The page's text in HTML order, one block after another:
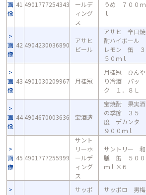
画
像
41 4901777254343
ールデ
ィング
ス
うめ ７００ｍ
ｌ
画
像
42 4904230036890
アサヒ
ビール
アサヒ 辛口焼
酎ハイボール
レモン 缶 ３
５０ｍｌ
画
像
43 4901030209967 月桂冠
月桂冠 ひんや
り冷酒 パッ
ク １．８Ｌ
画
像
44 4904670003636 宝酒造
宝焼酎 果実酒
の季節 ３５
度 デカンタ
９００ｍｌ
画
像
45 4901777255999
サント
リーホ
ールデ
ィング
ス
サントリー 和
膳 缶 ５００
ｍｌ×６
サッポ
サッポロ 男梅